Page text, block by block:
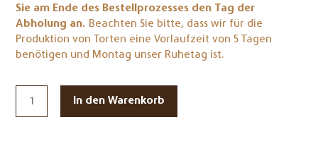
Sie am Ende des Bestellprozesses den Tag der
Abholung an. Beachten Sie bitte, dass wir für die
Produktion von Torten eine Vorlaufzeit von 5 Tagen
benötigen und Montag unser Ruhetag ist.